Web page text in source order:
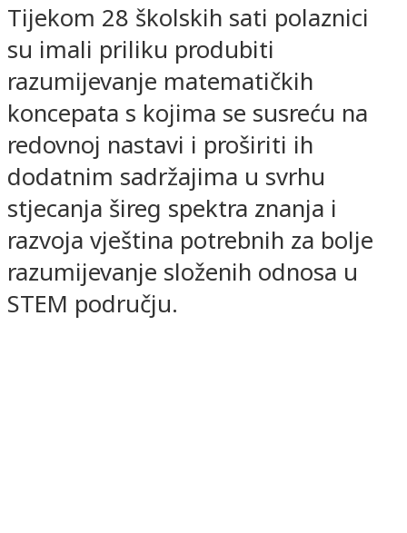
Tijekom 28 školskih sati polaznici
su imali priliku produbiti
razumijevanje matematičkih
koncepata s kojima se susreću na
redovnoj nastavi i proširiti ih
dodatnim sadržajima u svrhu
stjecanja šireg spektra znanja i
razvoja vještina potrebnih za bolje
razumijevanje složenih odnosa u
STEM području.